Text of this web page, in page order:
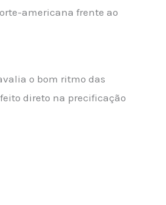
americana frente ao
o bom ritmo das
direto na precificação